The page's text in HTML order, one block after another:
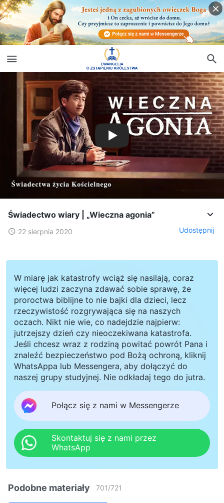
Świadectwo wiary | „Wieczna agonia”
22 sierpnia 2020 Udostępnij
W miarę jak katastrofy wciąż się nasilają, coraz
więcej ludzi zaczyna zdawać sobie sprawę, że
proroctwa biblijne to nie bajki dla dzieci, lecz
rzeczywistość rozgrywająca się na naszych
oczach. Nikt nie wie, co nadejdzie najpierw:
jutrzejszy dzień czy nieoczekiwana katastrofa.
Jeśli chcesz wraz z rodziną powitać powrót Pana i
znaleźć bezpieczeństwo pod Bożą ochroną, kliknij
WhatsAppa lub Messengera, aby dołączyć do
naszej grupy studyjnej. Nie odkładaj tego do jutra.
Połącz się z nami w Messengerze
Skontaktuj się z nami przez
WhatsApp
Podobne materiały 701/721